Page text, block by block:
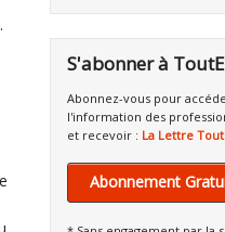
S'abonner à
Abonnez-vous pour
l'information des
et recevoir : La Lettre
Abonnement